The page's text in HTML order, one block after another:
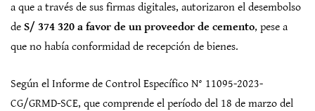
a que a través de sus firmas digitales, autorizaron el desembolso
de S/ 374 320 a favor de un proveedor de cemento, pese a
que no había conformidad de recepción de bienes.
Según el Informe de Control Específico N° 11095-2023-
CG/GRMD-SCE, que comprende el período del 18 de marzo del